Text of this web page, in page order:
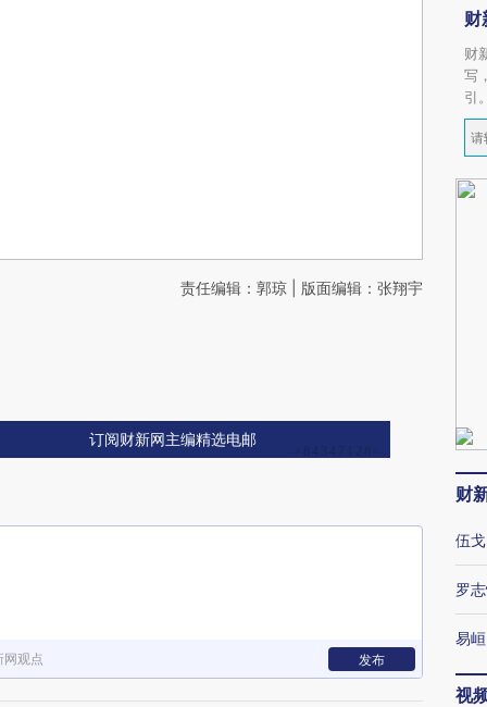
责任编辑：郭琼 | 版面编辑：张翔宇
订阅财新网主编精选电邮
网观点 发布
财
财
写
引
财
伍戈
罗
易峘
视